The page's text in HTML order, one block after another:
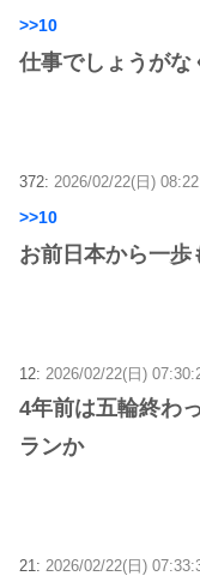
>>10
仕事でしょうがな
372: 2026/02/22(日)
>>10
お前日本から一
12: 2026/02/22(日)
4年前は五輪終わ
ランか
21: 2026/02/22(日)